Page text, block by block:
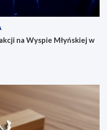
na Wyspie Młyńskiej w